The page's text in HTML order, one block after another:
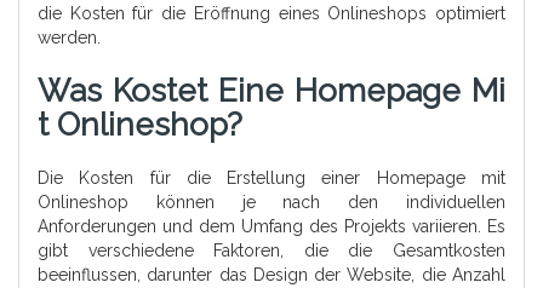
die Kosten für die Eröffnung eines Onlineshops optimiert
werden.
Was Kostet Eine Homepage Mi
T Onlineshop?
Die Kosten für die Erstellung einer Homepage mit
Onlineshop können je nach den individuellen
Anforderungen und dem Umfang des Projekts variieren. Es
gibt verschiedene Faktoren, die die Gesamtkosten
beeinflussen, darunter das Design der Website, die Anzahl